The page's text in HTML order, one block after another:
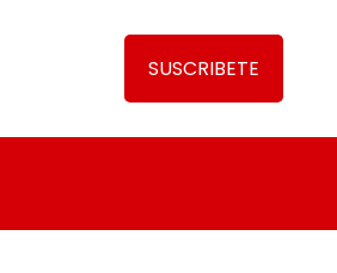
SUSCRIBETE